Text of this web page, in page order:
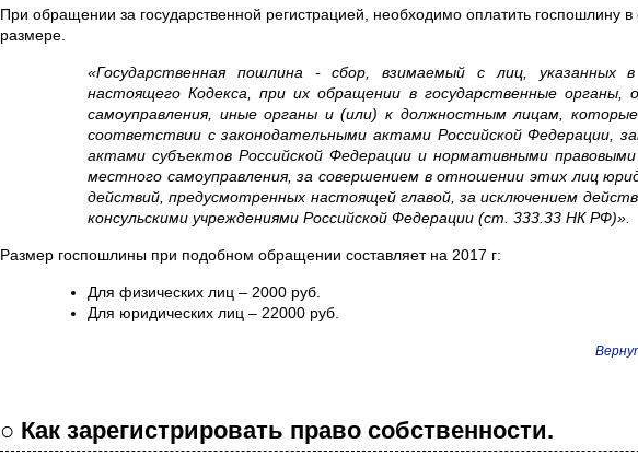
При обращении за государственной регистрацией, необходимо оплатить госпошлину
размере.
«Государственная пошлина - сбор, взимаемый с лиц, указанных
настоящего Кодекса, при их обращении в государственные органы,
самоуправления, иные органы и (или) к должностным лицам,
соответствии с законодательными актами Российской Федерации,
актами субъектов Российской Федерации и нормативными
местного самоуправления, за совершением в отношении этих лиц
действий, предусмотренных настоящей главой, за исключением
консульскими учреждениями Российской Федерации (ст. 333.33 НК РФ)».
Размер госпошлины при подобном обращении составляет на 2017 г:
Для физических лиц – 2000 руб.
Для юридических лиц – 22000 руб.
○ Как зарегистрировать право собственности.